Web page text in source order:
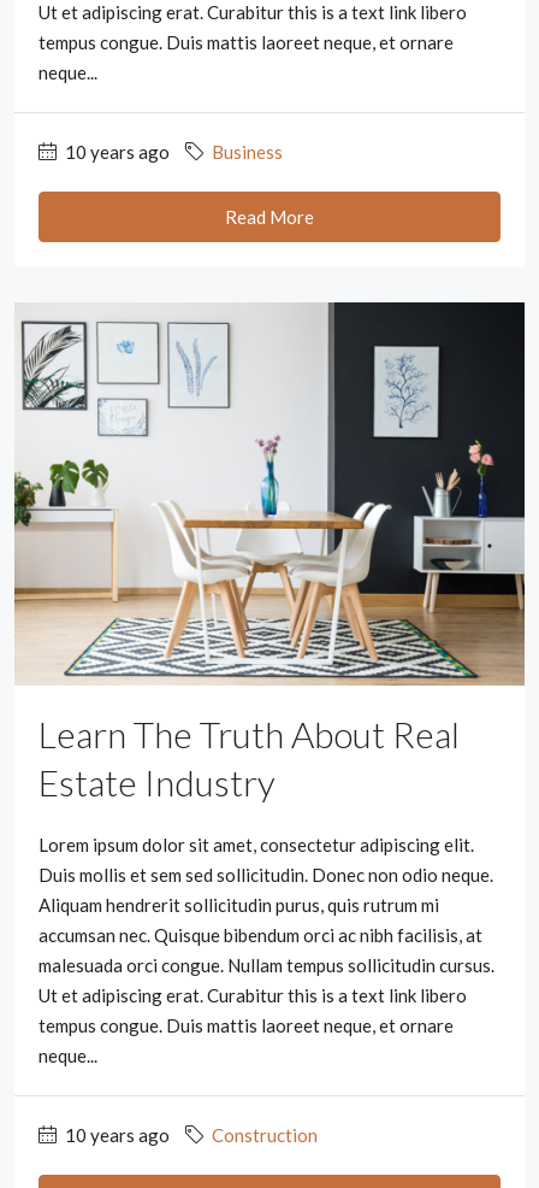
Ut et adipiscing erat. Curabitur this is a text link libero
tempus congue. Duis mattis laoreet neque, et ornare
neque...
10 years ago Business
Read More
Learn The Truth About Real
Estate Industry
Lorem ipsum dolor sit amet, consectetur adipiscing elit.
Duis mollis et sem sed sollicitudin. Donec non odio neque.
Aliquam hendrerit sollicitudin purus, quis rutrum mi
accumsan nec. Quisque bibendum orci ac nibh facilisis, at
malesuada orci congue. Nullam tempus sollicitudin cursus.
Ut et adipiscing erat. Curabitur this is a text link libero
tempus congue. Duis mattis laoreet neque, et ornare
neque...
10 years ago Construction